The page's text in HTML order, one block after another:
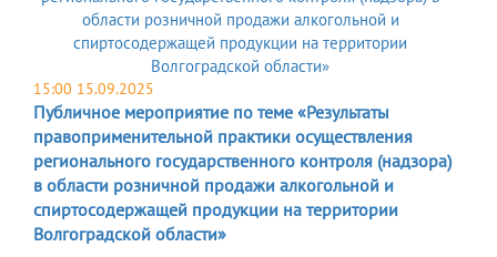
15:00 15.09.2025
Публичное мероприятие по теме «Результаты
правоприменительной практики осуществления
регионального государственного контроля (надзора)
в области розничной продажи алкогольной и
спиртосодержащей продукции на территории
Волгоградской области»